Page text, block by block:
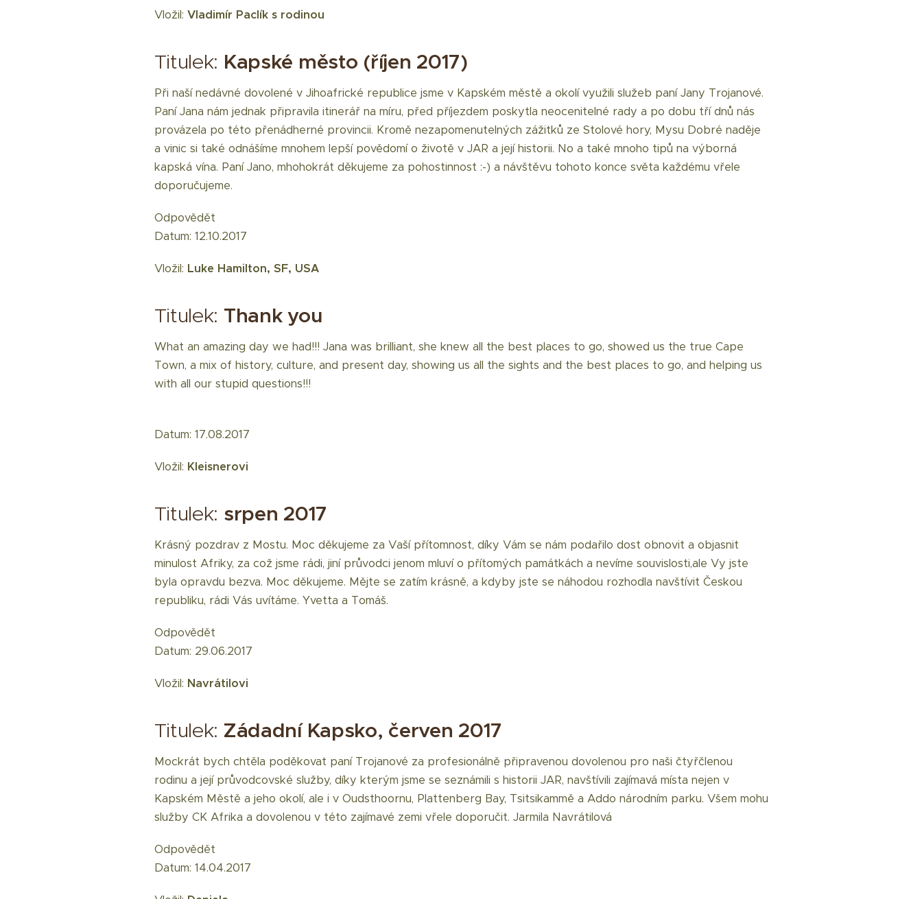
Vložil: Vladimír Paclík s rodinou
Titulek: Kapské město (říjen 2017)
Při naší nedávné dovolené v Jihoafrické republice jsme v Kapském městě a okolí využili služeb paní Jany Trojanové.
Paní Jana nám jednak připravila itinerář na míru, před příjezdem poskytla neocenitelné rady a po dobu tří dnů nás
provázela po této přenádherné provincii. Kromě nezapomenutelných zážitků ze Stolové hory, Mysu Dobré naděje
a vinic si také odnášíme mnohem lepší povědomí o životě v JAR a její historii. No a také mnoho tipů na výborná
kapská vína. Paní Jano, mhohokrát děkujeme za pohostinnost :-) a návštěvu tohoto konce světa každému vřele
doporučujeme.
Odpovědět
Datum: 12.10.2017
Vložil: Luke Hamilton, SF, USA
Titulek: Thank you
What an amazing day we had!!! Jana was brilliant, she knew all the best places to go, showed us the true Cape
Town, a mix of history, culture, and present day, showing us all the sights and the best places to go, and helping us
with all our stupid questions!!!
Datum: 17.08.2017
Vložil: Kleisnerovi
Titulek: srpen 2017
Krásný pozdrav z Mostu. Moc děkujeme za Vaší přítomnost, díky Vám se nám podařilo dost obnovit a objasnit
minulost Afriky, za což jsme rádi, jiní průvodci jenom mluví o přítomých památkách a nevíme souvislosti,ale Vy jste
byla opravdu bezva. Moc děkujeme. Mějte se zatím krásně, a kdyby jste se náhodou rozhodla navštívit Českou
republiku, rádi Vás uvítáme. Yvetta a Tomáš.
Odpovědět
Datum: 29.06.2017
Vložil: Navrátilovi
Titulek: Zádadní Kapsko, červen 2017
Mockrát bych chtěla poděkovat paní Trojanové za profesionálně připravenou dovolenou pro naši čtyřčlenou
rodinu a její průvodcovské služby, díky kterým jsme se seznámili s historii JAR, navštívili zajímavá místa nejen v
Kapském Městě a jeho okolí, ale i v Oudsthoornu, Plattenberg Bay, Tsitsikammě a Addo národním parku. Všem mohu
služby CK Afrika a dovolenou v této zajímavé zemi vřele doporučit. Jarmila Navrátilová
Odpovědět
Datum: 14.04.2017